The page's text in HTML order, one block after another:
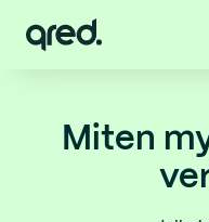
Miten